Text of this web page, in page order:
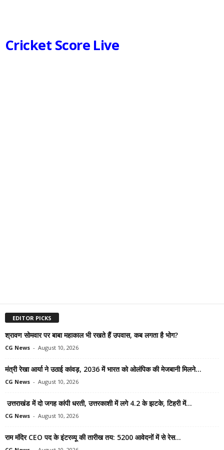
Cricket Score Live
EDITOR PICKS
श्रावण सोमवार पर बाबा महाकाल भी रखते हैं उपवास, कब लगता है भोग?
CG News - August 10, 2026
मंत्री रेखा आर्या ने उठाई कांवड़, 2036 में भारत को ओलंपिक की मेजबानी मिलने...
CG News - August 10, 2026
उत्तराखंड में दो जगह कांपी धरती, उत्तरकाशी में लगे 4.2 के झटके, टिहरी में...
CG News - August 10, 2026
राम मंदिर CEO पद के इंटरव्यू की तारीख तय: 5200 आवेदनों में से रेस...